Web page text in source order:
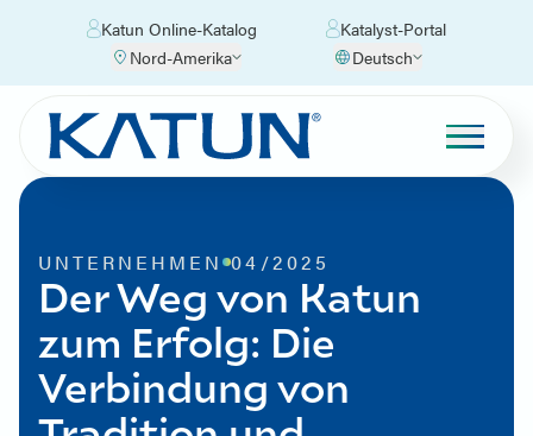
Katun Online-Katalog
Katalyst-Portal
Nord-Amerika
Deutsch
UNTERNEHMEN 04/2025
Der Weg von Katun
zum Erfolg: Die
Verbindung von